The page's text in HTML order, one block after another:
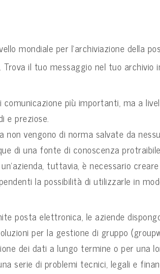
mondiale per l’archiviazione della
il tuo messaggio nel tuo archivio
più importanti, ma a
e preziose.
vengono di norma salvate da
di una fonte di conoscenza
tuttavia, è necessario
la possibilità di utilizzarle in
posta elettronica, le aziende
per la gestione di gruppo
dei dati a lungo termine o per una
serie di problemi tecnici, legali e